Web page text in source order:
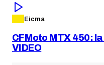
Eicma
CFMoto MTX 450:
VIDEO